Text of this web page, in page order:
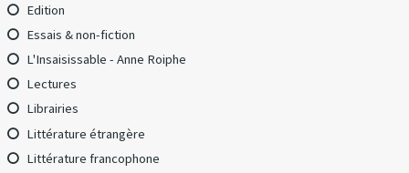
Edition
Essais & non-fiction
L'Insaisissable - Anne Roiphe
Lectures
Librairies
Littérature étrangère
Littérature francophone